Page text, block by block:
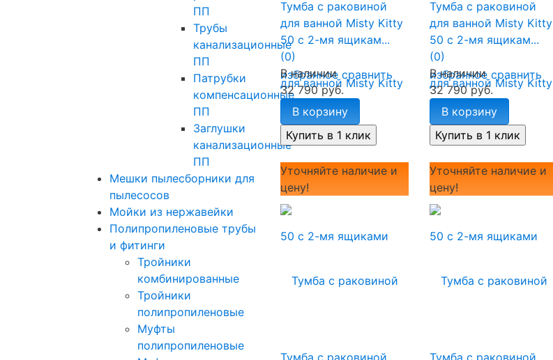
ПП
Трубы
канализационные
ПП
Патрубки
компенсационные
ПП
Заглушки
канализационные
ПП
Мешки пылесборники для
пылесосов
Мойки из нержавейки
Полипропиленовые трубы
и фитинги
Тройники
комбинированные
Тройники
полипропиленовые
Муфты
полипропиленовые
избранное сравнить
Тумба с раковиной
для ванной Misty Kitty
50 с 2-мя ящикам...
(0)
В наличии
32 790 руб.
В корзину
избранное сравнить
Тумба с раковиной
для ванной Misty Kitty
50 с 2-мя ящикам...
(0)
В наличии
32 790 руб.
В корзину
Уточняйте наличие и
цену!
Уточняйте наличие и
цену!